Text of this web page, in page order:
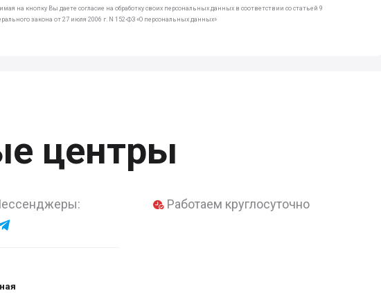
на кнопку Вы даете согласие на обработку своих персональных данных в соответствии со статьей 9
закона от 27 июля 2006 г. N 152-ФЗ «О персональных данных»
центры
Работаем круглосуточно